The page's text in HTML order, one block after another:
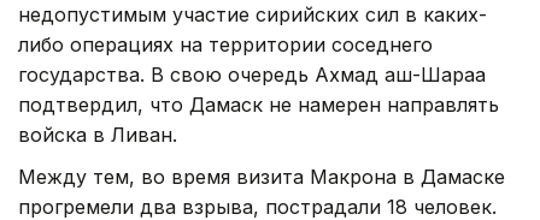
недопустимым участие сирийских сил в каких-
либо операциях на территории соседнего
государства. В свою очередь Ахмад аш-Шараа
подтвердил, что Дамаск не намерен направлять
войска в Ливан.
Между тем, во время визита Макрона в Дамаске
прогремели два взрыва, пострадали 18 человек.